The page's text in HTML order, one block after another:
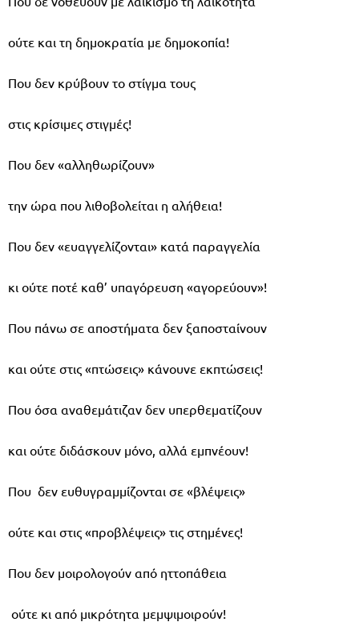
ούτε και τη δημοκρατία με δημοκοπία!
Που δεν κρύβουν το στίγμα τους
στις κρίσιμες στιγμές!
Που δεν «αλληθωρίζουν»
την ώρα που λιθοβολείται η αλήθεια!
Που δεν «ευαγγελίζονται» κατά παραγγελία
κι ούτε ποτέ καθ’ υπαγόρευση «αγορεύουν»!
Που πάνω σε αποστήματα δεν ξαποσταίνουν
και ούτε στις «πτώσεις» κάνουνε εκπτώσεις!
Που όσα αναθεμάτιζαν δεν υπερθεματίζουν
και ούτε διδάσκουν μόνο, αλλά εμπνέουν!
Που δεν ευθυγραμμίζονται σε «βλέψεις»
ούτε και στις «προβλέψεις» τις στημένες!
Που δεν μοιρολογούν από ηττοπάθεια
ούτε κι από μικρότητα μεμψιμοιρούν!